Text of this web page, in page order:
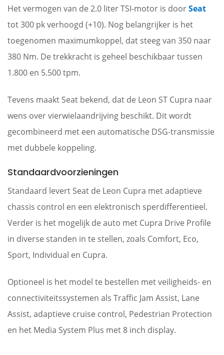
Het vermogen van de 2.0 liter TSI-motor is doorSeat
tot 300 pk verhoogd (+10). Nog belangrijker is het
toegenomen maximumkoppel, dat steeg van 350 naar
380 Nm. De trekkracht is geheel beschikbaar tussen
1.800 en 5.500 tpm.
Tevens maakt Seat bekend, dat de Leon ST Cupra naar
wens over vierwielaandrijving beschikt. Dit wordt
gecombineerd met een automatische DSG-transmissie
met dubbele koppeling.
Standaardvoorzieningen
Standaard levert Seat de Leon Cupra met adaptieve
chassis control en een elektronisch sperdifferentieel.
Verder is het mogelijk de auto met Cupra Drive Profile
in diverse standen in te stellen, zoals Comfort, Eco,
Sport, Individual en Cupra.
Optioneel is het model te bestellen met veiligheids- en
connectiviteitssystemen als Traffic Jam Assist, Lane
Assist, adaptieve cruise control, Pedestrian Protection
en het Media System Plus met 8 inch display.